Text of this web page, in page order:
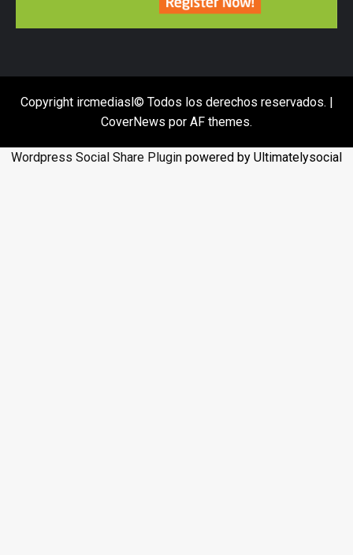
Copyright ircmediasl© Todos los derechos reservados.
CoverNews por AF themes.
Wordpress Social Share Plugin powered by Ultimatelysocial